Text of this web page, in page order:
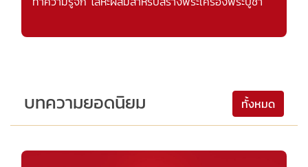
บทความยอดนิยม ทั้งหมด